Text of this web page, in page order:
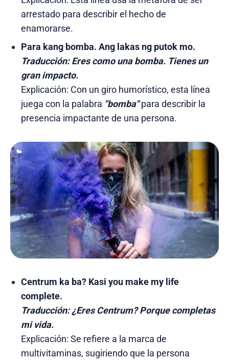
arrestado para describir el hecho de
enamorarse.
Para kang bomba. Ang lakas ng putok mo.
Traducción:Eres como una bomba. Tienes un
gran impacto.
Explicación: Con un giro humorístico, esta línea
juega con la palabra "bomba"para describir la
presencia impactante de una persona.
Centrum ka ba? Kasi you make my life
complete.
Traducción:¿Eres Centrum? Porque completas
mi vida.
Explicación: Se refiere a la marca de
multivitaminas, sugiriendo que la persona